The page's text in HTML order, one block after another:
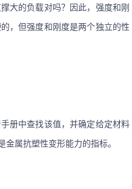
大的负载对吗？因此，强度和刚
，但强度和刚度是两个独立的性
册中查找该值，并确定给定材料
属抗塑性变形能力的指标。